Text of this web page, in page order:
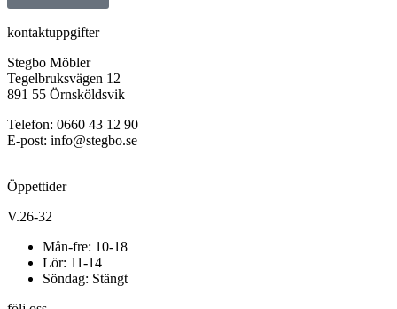
kontaktuppgifter
Stegbo Möbler
Tegelbruksvägen 12
891 55 Örnsköldsvik
Telefon: 0660 43 12 90
E-post: info@stegbo.se
Öppettider
V.26-32
Mån-fre: 10-18
Lör: 11-14
Söndag: Stängt